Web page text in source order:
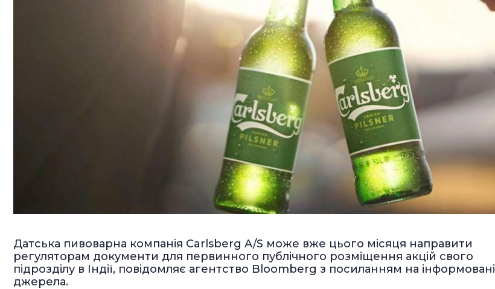
Датська пивоварна компанія Carlsberg A/S може вже цього місяця направити
регуляторам документи для первинного публічного розміщення акцій свого
підрозділу в Індії, повідомляє агентство Bloomberg з посиланням на інформовані
джерела.